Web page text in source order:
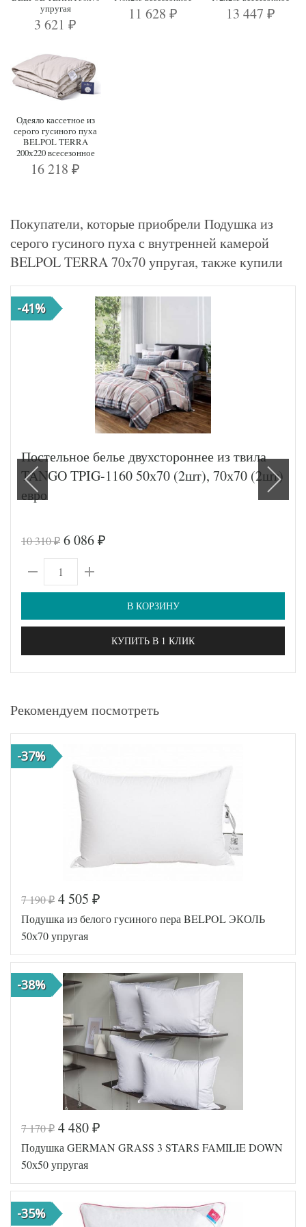
упругая
3 621₽
11 628 ₽ 13 447 ₽
Одеяло кассетное из
серого гусиного пуха
BELPOL TERRA
200х220 всесезонное
16 218₽
Покупатели, которые приобрели Подушка из
серого гусиного пуха с внутренней камерой
BELPOL TERRA 70х70 упругая, также купили
-41%
Постельное белье двухстороннее из твила
TANGO TPIG-1160 50х70 (2шт), 70х70 (2шт)
евро
10 310₽ 6 086 ₽
В КОРЗИНУ
КУПИТЬ В 1 КЛИК
Рекомендуем посмотреть
-37%
Код товара
572-630
Артикул
BP46701
Плотность
Упругая
Размер
подушки
50х68
Гусиный
7 190₽ 4 505 ₽
Подушка из белого гусиного пера BELPOL ЭКОЛЬ
50х70 упругая
-38%
7 170₽ 4 480 ₽
Подушка GERMAN GRASS 3 STARS FAMILIE DOWN
50х50 упругая
-35%